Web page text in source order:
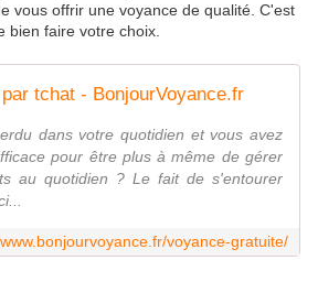
vous offrir une voyance de qualité. C'est
bien faire votre choix.
tchat - BonjourVoyance.fr
dans votre quotidien et vous avez
pour être plus à même de gérer
au quotidien ? Le fait de s'entourer
voyance-gratuite/